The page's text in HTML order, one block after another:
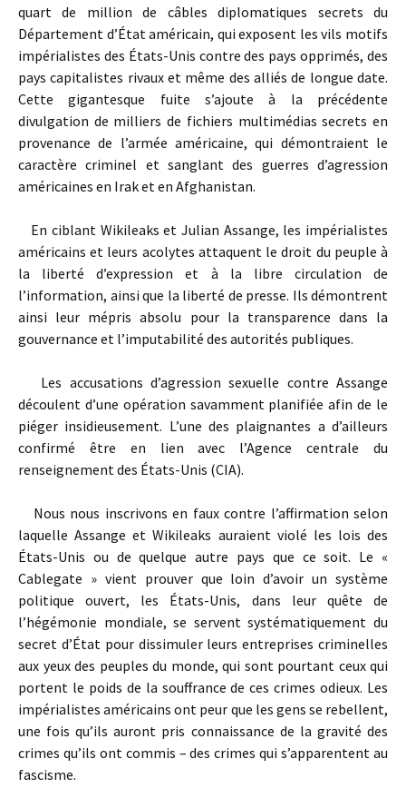
quart de million de câbles diplomatiques secrets du
Département d’État américain, qui exposent les vils motifs
impérialistes des États-Unis contre des pays opprimés, des
pays capitalistes rivaux et même des alliés de longue date.
Cette gigantesque fuite s’ajoute à la précédente
divulgation de milliers de fichiers multimédias secrets en
provenance de l’armée américaine, qui démontraient le
caractère criminel et sanglant des guerres d’agression
américaines en Irak et en Afghanistan.
En ciblant Wikileaks et Julian Assange, les impérialistes
américains et leurs acolytes attaquent le droit du peuple à
la liberté d’expression et à la libre circulation de
l’information, ainsi que la liberté de presse. Ils démontrent
ainsi leur mépris absolu pour la transparence dans la
gouvernance et l’imputabilité des autorités publiques.
Les accusations d’agression sexuelle contre Assange
découlent d’une opération savamment planifiée afin de le
piéger insidieusement. L’une des plaignantes a d’ailleurs
confirmé être en lien avec l’Agence centrale du
renseignement des États-Unis (CIA).
Nous nous inscrivons en faux contre l’affirmation selon
laquelle Assange et Wikileaks auraient violé les lois des
États-Unis ou de quelque autre pays que ce soit. Le «
Cablegate » vient prouver que loin d’avoir un système
politique ouvert, les États-Unis, dans leur quête de
l’hégémonie mondiale, se servent systématiquement du
secret d’État pour dissimuler leurs entreprises criminelles
aux yeux des peuples du monde, qui sont pourtant ceux qui
portent le poids de la souffrance de ces crimes odieux. Les
impérialistes américains ont peur que les gens se rebellent,
une fois qu’ils auront pris connaissance de la gravité des
crimes qu’ils ont commis – des crimes qui s’apparentent au
fascisme.